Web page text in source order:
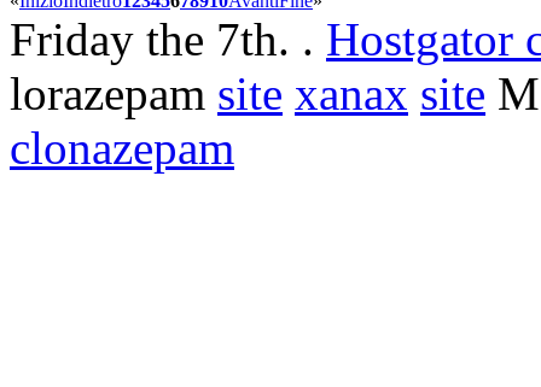
Friday the 7th. . Hostgator
lorazepam site xanax site
clonazepam